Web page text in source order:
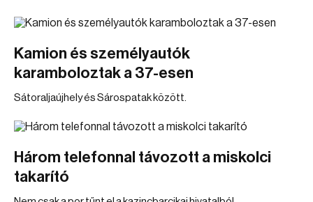
Kamion és személyautók
karamboloztak a 37-esen
Sátoraljaújhely és Sárospatak között.
Három telefonnal távozott a miskolci
takarító